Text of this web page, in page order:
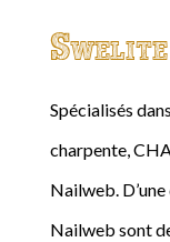
Swelite
Spécialisés
charpente,
Nailweb.
Nailweb sont